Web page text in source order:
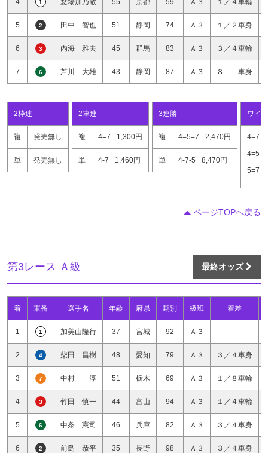
1
5 2 田中 智也 51 静岡 74 Ａ３ １／２車身
6 3 内海 雅夫 45 群馬 83 Ａ３ ３／４車輪
7 6 芦川 大雄 43 静岡 87 Ａ３ ８ 車身
2枠連
複 発売無し
単 発売無し
2車連
複 4=7 1,300円
単 4-7 1,460円
3連勝
複 4=5=7 2,470円
単 4-7-5 8,470円
ワイド
4=7
4=5
5=7
ページTOPへ戻る
第3レース Ａ級 最終オッズ
着 車番 選手名 年齢 府県 期別 級班 着差
1 1 加美山隆行 37 宮城 92 Ａ３
2 4 柴田 昌樹 48 愛知 79 Ａ３ ３／４車身
3 7 中村 淳 51 栃木 69 Ａ３ １／８車輪
4 3 竹田 慎一 44 富山 94 Ａ３ １／４車輪
5 6 中条 憲司 46 兵庫 82 Ａ３ ３／４車身
6 2 前島 恭平 35 長野 98 Ａ３ ３／４車身